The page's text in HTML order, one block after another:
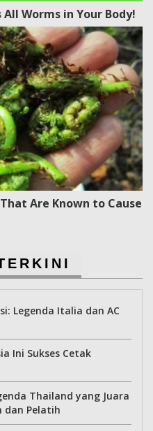
Worms in Your Body!
Are Known to Cause
Legenda Italia dan AC
Ini Sukses Cetak
Thailand yang Juara
dan Pelatih